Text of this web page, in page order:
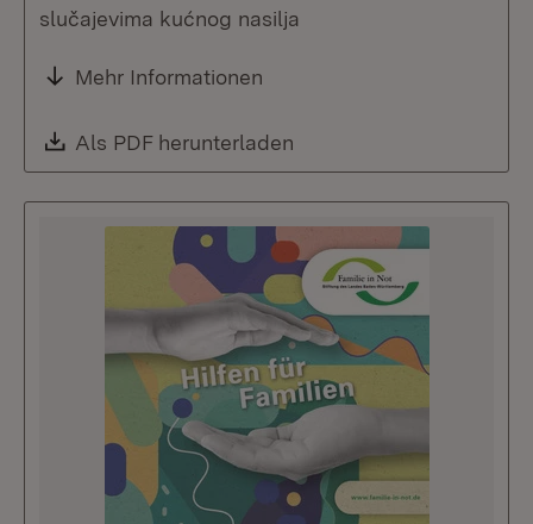
slučajevima kućnog nasilja
Mehr Informationen
Download:
Als PDF herunterladen